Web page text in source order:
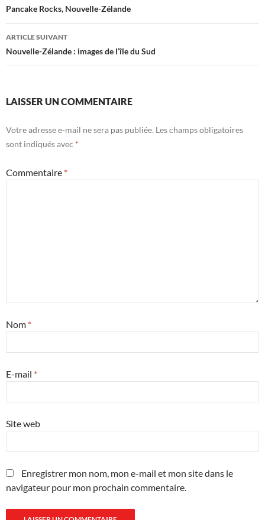
des
articles
Pancake Rocks, Nouvelle-Zélande
ARTICLE SUIVANT
Nouvelle-Zélande : images de l’île du Sud
LAISSER UN COMMENTAIRE
Votre adresse e-mail ne sera pas publiée. Les champs obligatoires
sont indiqués avec *
Commentaire *
Nom *
E-mail *
Site web
Enregistrer mon nom, mon e-mail et mon site dans le
navigateur pour mon prochain commentaire.